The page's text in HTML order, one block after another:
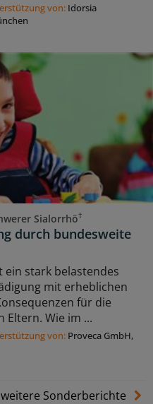
von: Idorsia
Sialorrhö†
durch bundesweite
ein stark belastendes
mit erheblichen
für die
Wie im ...
von: Proveca GmbH,
weitere Sonderberichte